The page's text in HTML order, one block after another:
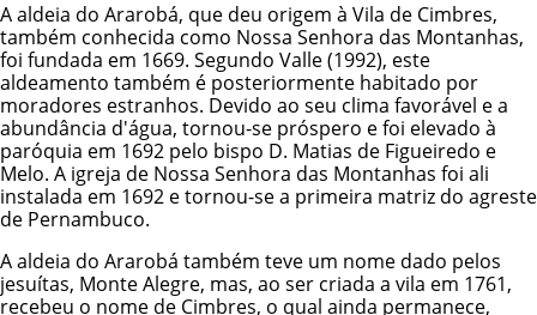
A aldeia do Ararobá, que deu origem à Vila de Cimbres,
também conhecida como Nossa Senhora das Montanhas,
foi fundada em 1669. Segundo Valle (1992), este
aldeamento também é posteriormente habitado por
moradores estranhos. Devido ao seu clima favorável e a
abundância d'água, tornou-se próspero e foi elevado à
paróquia em 1692 pelo bispo D. Matias de Figueiredo e
Melo. A igreja de Nossa Senhora das Montanhas foi ali
instalada em 1692 e tornou-se a primeira matriz do agreste
de Pernambuco.
A aldeia do Ararobá também teve um nome dado pelos
jesuítas, Monte Alegre, mas, ao ser criada a vila em 1761,
recebeu o nome de Cimbres, o qual ainda permanece,